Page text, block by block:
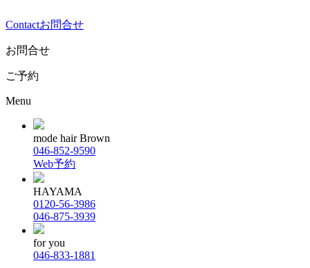
Contactお問合せ
お問合せ
ご予約
Menu
mode hair Brown
046-852-9590
Web予約
HAYAMA
0120-56-3986
046-875-3939
for you
046-833-1881